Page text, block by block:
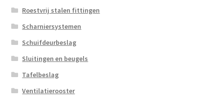
Roestvrij stalen fittingen
Scharniersystemen
Schuifdeurbeslag
Sluitingen en beugels
Tafelbeslag
Ventilatierooster